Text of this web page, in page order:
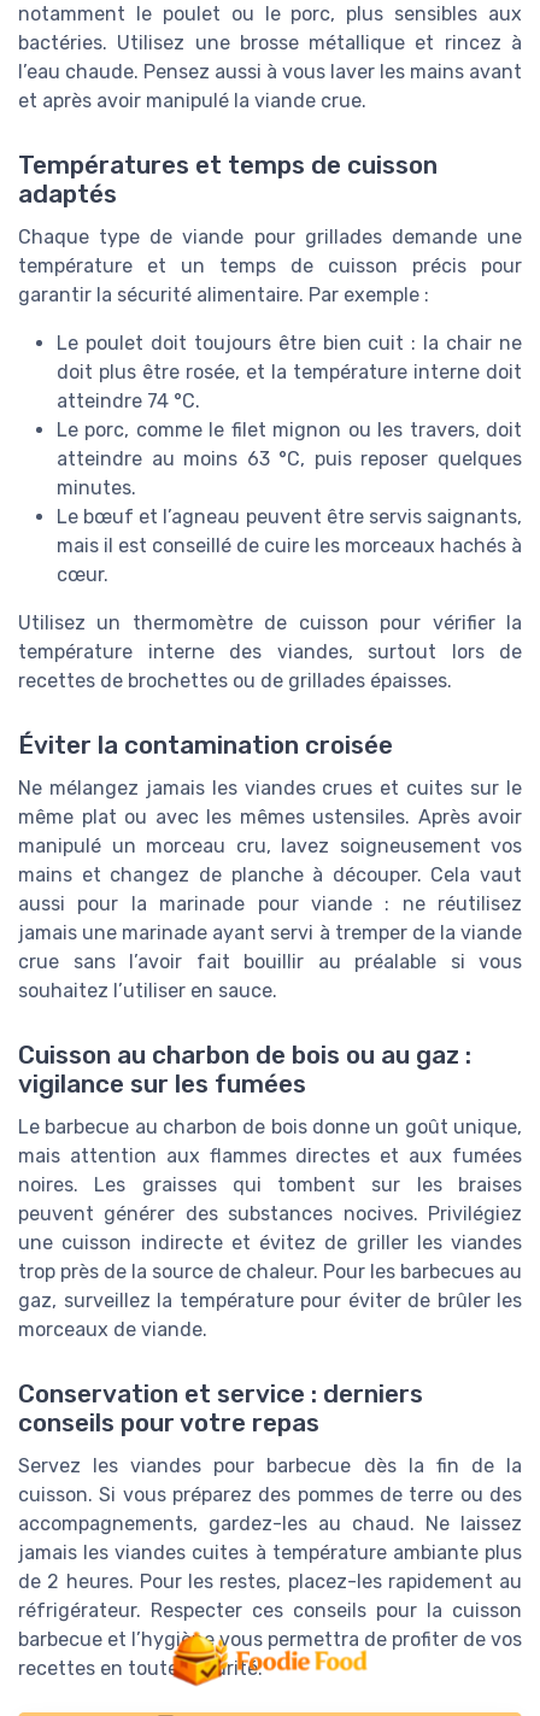
notamment le poulet ou le porc, plus sensibles aux
bactéries. Utilisez une brosse métallique et rincez à
l’eau chaude. Pensez aussi à vous laver les mains avant
et après avoir manipulé la viande crue.
Températures et temps de cuisson
adaptés
Chaque type de viande pour grillades demande une
température et un temps de cuisson précis pour
garantir la sécurité alimentaire. Par exemple :
Le poulet doit toujours être bien cuit : la chair ne
doit plus être rosée, et la température interne doit
atteindre 74 °C.
Le porc, comme le filet mignon ou les travers, doit
atteindre au moins 63 °C, puis reposer quelques
minutes.
Le bœuf et l’agneau peuvent être servis saignants,
mais il est conseillé de cuire les morceaux hachés à
cœur.
Utilisez un thermomètre de cuisson pour vérifier la
température interne des viandes, surtout lors de
recettes de brochettes ou de grillades épaisses.
Éviter la contamination croisée
Ne mélangez jamais les viandes crues et cuites sur le
même plat ou avec les mêmes ustensiles. Après avoir
manipulé un morceau cru, lavez soigneusement vos
mains et changez de planche à découper. Cela vaut
aussi pour la marinade pour viande : ne réutilisez
jamais une marinade ayant servi à tremper de la viande
crue sans l’avoir fait bouillir au préalable si vous
souhaitez l’utiliser en sauce.
Cuisson au charbon de bois ou au gaz :
vigilance sur les fumées
Le barbecue au charbon de bois donne un goût unique,
mais attention aux flammes directes et aux fumées
noires. Les graisses qui tombent sur les braises
peuvent générer des substances nocives. Privilégiez
une cuisson indirecte et évitez de griller les viandes
trop près de la source de chaleur. Pour les barbecues au
gaz, surveillez la température pour éviter de brûler les
morceaux de viande.
Conservation et service : derniers
conseils pour votre repas
Servez les viandes pour barbecue dès la fin de la
cuisson. Si vous préparez des pommes de terre ou des
accompagnements, gardez-les au chaud. Ne laissez
jamais les viandes cuites à température ambiante plus
de 2 heures. Pour les restes, placez-les rapidement au
réfrigérateur. Respecter ces conseils pour la cuisson
barbecue et l’hygiène vous permettra de profiter de vos
recettes en toute sécurité.